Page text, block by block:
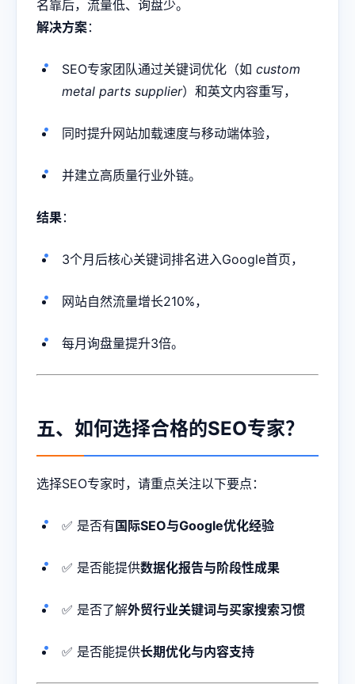
名靠后，流量低、询盘少。
解决方案：
SEO专家团队通过关键词优化（如 custom
metal parts supplier）和英文内容重写，
同时提升网站加载速度与移动端体验，
并建立高质量行业外链。
结果：
3个月后核心关键词排名进入Google首页，
网站自然流量增长210%，
每月询盘量提升3倍。
五、如何选择合格的SEO专家？
选择SEO专家时，请重点关注以下要点：
✅ 是否有 国际SEO与Google优化经验
✅ 是否能提供数据化报告与阶段性成果
✅ 是否了解外贸行业关键词与买家搜索习惯
✅ 是否能提供长期优化与内容支持